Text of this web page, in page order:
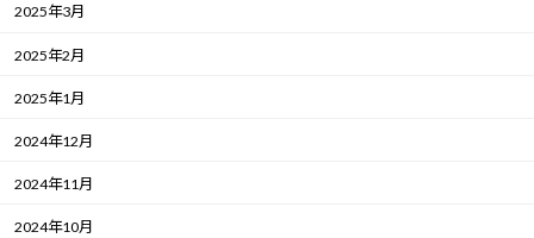
2025年3月
2025年2月
2025年1月
2024年12月
2024年11月
2024年10月